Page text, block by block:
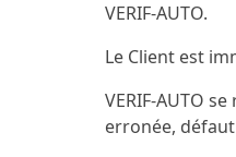
VERIF-AUTO.
Le Client est
VERIF-AUTO
erronée,